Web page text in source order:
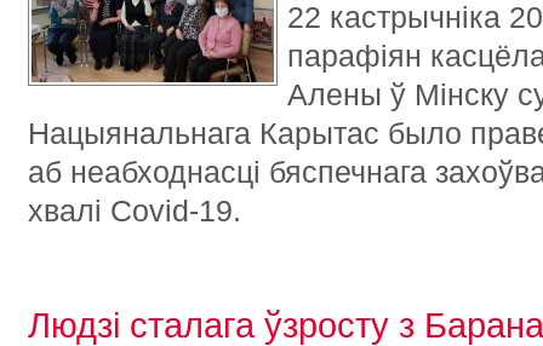
22 кастрычніка
парафіян
Алены ў Мінску
Нацыянальнага Карытас было
аб неабходнасці бяспечнага
хвалі Covid-19.
Людзі сталага ўзросту з